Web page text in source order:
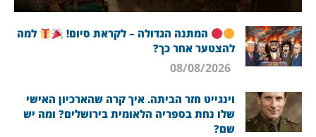
המתנה הגדולה – לקראת סיום!
למה
להצטער אחר כך?
וינגייט חזר הביתה. איך קרה שהארכיון האישי
שלו נחת בספריה הלאומית בירושלים? ומה יש
שם?